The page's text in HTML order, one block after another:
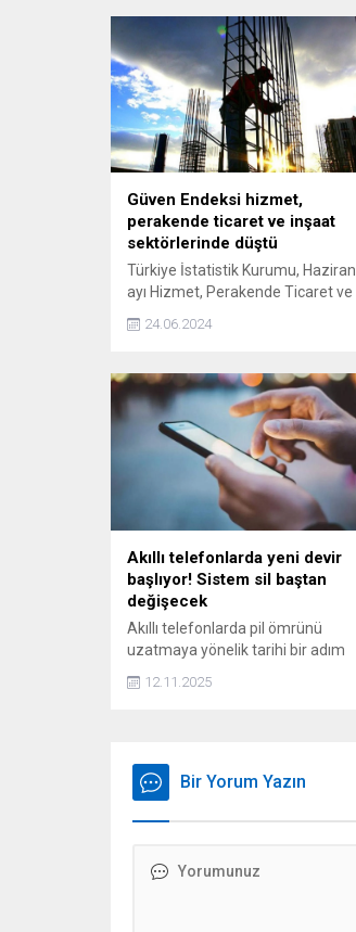
Güven Endeksi hizmet,
perakende ticaret ve inşaat
sektörlerinde düştü
Türkiye İstatistik Kurumu, Haziran
ayı Hizmet, Perakende Ticaret ve
İnşaat Güven Endekslerini açıkladı.
Güven endeksi hizmet sektöründe
sektöründe yüzde 2,6, inşaat
sektöründe yüzde 0,5 azaldı.
24.06.2024
Akıllı telefonlarda yeni devir
başlıyor! Sistem sil baştan
değişecek
Akıllı telefonlarda pil ömrünü
uzatmaya yönelik tarihi bir adım
fazla enerji harcayan uygulamalar
düşürecek.
12.11.2025
Bir Yorum Yazın